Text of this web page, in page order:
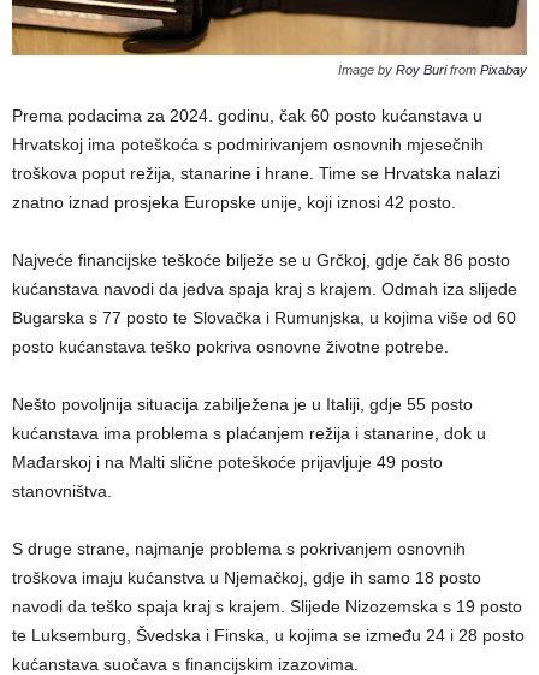
Image by Roy Burifrom Pixabay
Prema podacima za 2024. godinu, čak 60 posto kućanstava u
Hrvatskoj ima poteškoća s podmirivanjem osnovnih mjesečnih
troškova poput režija, stanarine i hrane. Time se Hrvatska nalazi
znatno iznad prosjeka Europske unije, koji iznosi 42 posto.
Najveće financijske teškoće bilježe se u Grčkoj, gdje čak 86 posto
kućanstava navodi da jedva spaja kraj s krajem. Odmah iza slijede
Bugarska s 77 posto te Slovačka i Rumunjska, u kojima više od 60
posto kućanstava teško pokriva osnovne životne potrebe.
Nešto povoljnija situacija zabilježena je u Italiji, gdje 55 posto
kućanstava ima problema s plaćanjem režija i stanarine, dok u
Mađarskoj i na Malti slične poteškoće prijavljuje 49 posto
stanovništva.
S druge strane, najmanje problema s pokrivanjem osnovnih
troškova imaju kućanstva u Njemačkoj, gdje ih samo 18 posto
navodi da teško spaja kraj s krajem. Slijede Nizozemska s 19 posto
te Luksemburg, Švedska i Finska, u kojima se između 24 i 28 posto
kućanstava suočava s financijskim izazovima.